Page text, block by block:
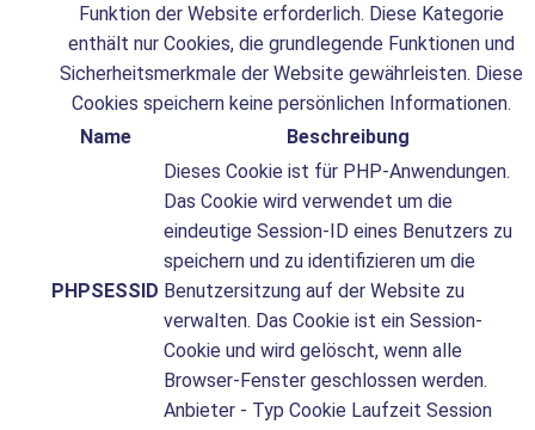
Funktion der Website erforderlich. Diese Kategorie
enthält nur Cookies, die grundlegende Funktionen und
Sicherheitsmerkmale der Website gewährleisten. Diese
Cookies speichern keine persönlichen Informationen.
Name
Beschreibung
PHPSESSID
Dieses Cookie ist für PHP-Anwendungen.
Das Cookie wird verwendet um die
eindeutige Session-ID eines Benutzers zu
speichern und zu identifizieren um die
Benutzersitzung auf der Website zu
verwalten. Das Cookie ist ein Session-
Cookie und wird gelöscht, wenn alle
Browser-Fenster geschlossen werden.
Anbieter - Typ Cookie Laufzeit Session